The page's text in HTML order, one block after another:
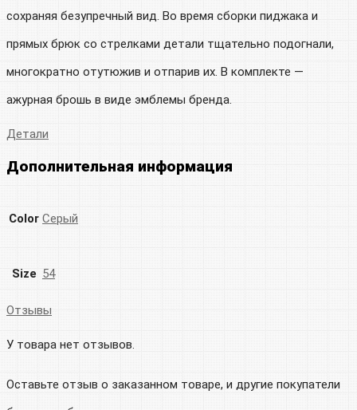
сохраняя безупречный вид. Во время сборки пиджака и
прямых брюк со стрелками детали тщательно подогнали,
многократно отутюжив и отпарив их. В комплекте —
ажурная брошь в виде эмблемы бренда.
Детали
Дополнительная информация
Color Серый
Size 54
Отзывы
У товара нет отзывов.
Оставьте отзыв о заказанном товаре, и другие покупатели